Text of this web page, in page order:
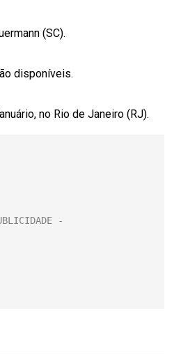
(SC).
disponíveis.
no Rio de Janeiro (RJ).